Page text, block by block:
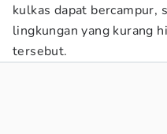
kulkas dapat bercampur,
lingkungan yang kurang
tersebut.